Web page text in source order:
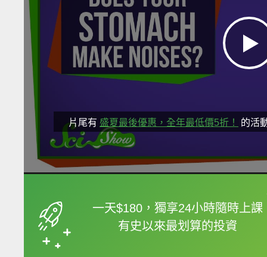
片尾有 盛夏最後優惠，全年最低價5折！ 的活
一天$180，獨享24小時隨時上課
有史以來最划算的投資
框選或點兩下字幕可